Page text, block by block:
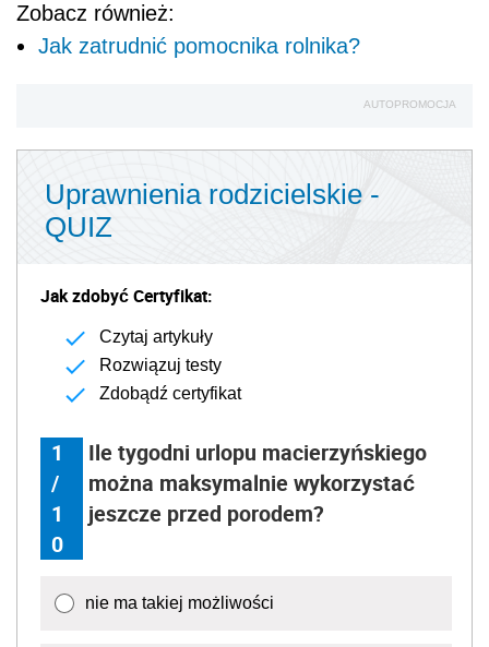
Zobacz również:
Jak zatrudnić pomocnika rolnika?
AUTOPROMOCJA
Uprawnienia rodzicielskie -
QUIZ
Jak zdobyć Certyfikat:
Czytaj artykuły
Rozwiązuj testy
Zdobądź certyfikat
1
/
1
0
Ile tygodni urlopu macierzyńskiego
można maksymalnie wykorzystać
jeszcze przed porodem?
nie ma takiej możliwości